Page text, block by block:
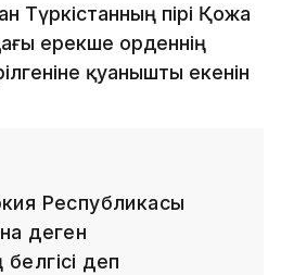
Түркістанның пірі Қожа
ерекше орденнің
қуанышты екенін
Республикасы
деген
деп